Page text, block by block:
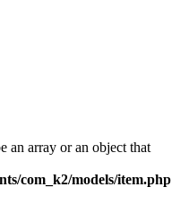
an array or an object that
com_k2/models/item.php